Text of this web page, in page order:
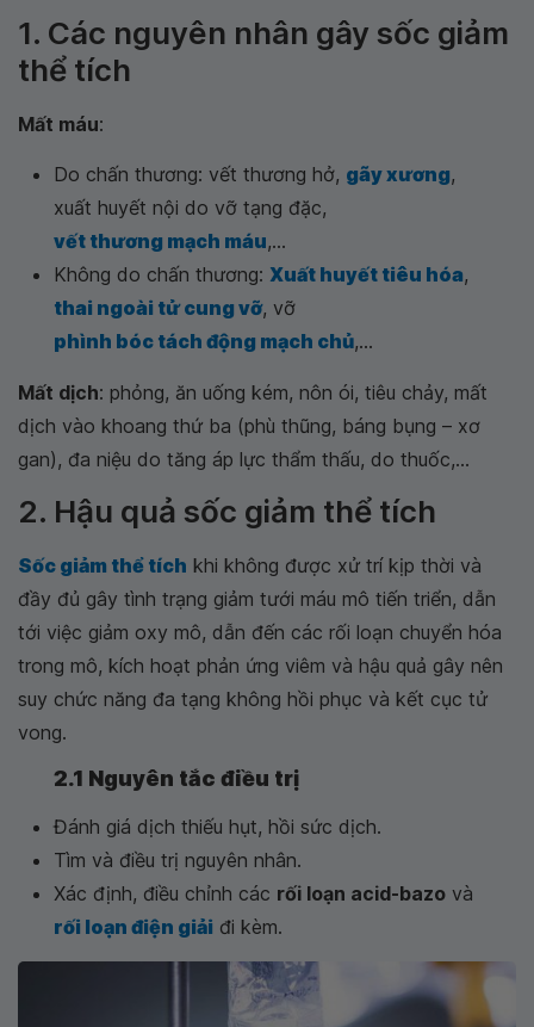
1. Các nguyên nhân gây sốc giảm
thể tích
Mất máu:
Do chấn thương: vết thương hở, gãy xương,
xuất huyết nội do vỡ tạng đặc,
vết thương mạch máu,...
Không do chấn thương: Xuất huyết tiêu hóa,
thai ngoài tử cung vỡ, vỡ
phình bóc tách động mạch chủ,...
Mất dịch: phỏng, ăn uống kém, nôn ói, tiêu chảy, mất
dịch vào khoang thứ ba (phù thũng, báng bụng – xơ
gan), đa niệu do tăng áp lực thẩm thấu, do thuốc,...
2. Hậu quả sốc giảm thể tích
Sốc giảm thể tích khi không được xử trí kịp thời và
đầy đủ gây tình trạng giảm tưới máu mô tiến triển, dẫn
tới việc giảm oxy mô, dẫn đến các rối loạn chuyển hóa
trong mô, kích hoạt phản ứng viêm và hậu quả gây nên
suy chức năng đa tạng không hồi phục và kết cục tử
vong.
2.1 Nguyên tắc điều trị
Đánh giá dịch thiếu hụt, hồi sức dịch.
Tìm và điều trị nguyên nhân.
Xác định, điều chỉnh các rối loạn acid-bazo và
rối loạn điện giải đi kèm.